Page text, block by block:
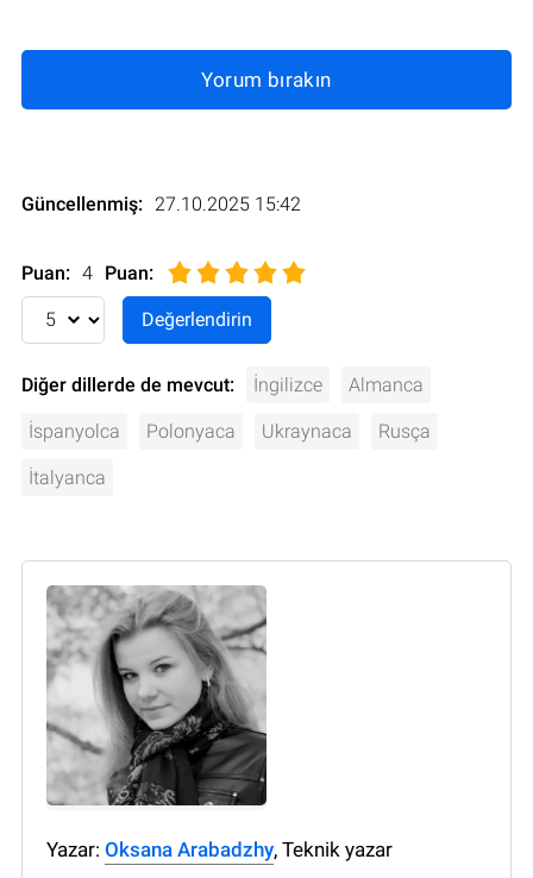
Yorum bırakın
Güncellenmiş: 27.10.2025 15:42
Puan: 4 Puan:
Diğer dillerde de mevcut: İngilizce Almanca
İspanyolca Polonyaca Ukraynaca Rusça
İtalyanca
Yazar: Oksana Arabadzhy, Teknik yazar